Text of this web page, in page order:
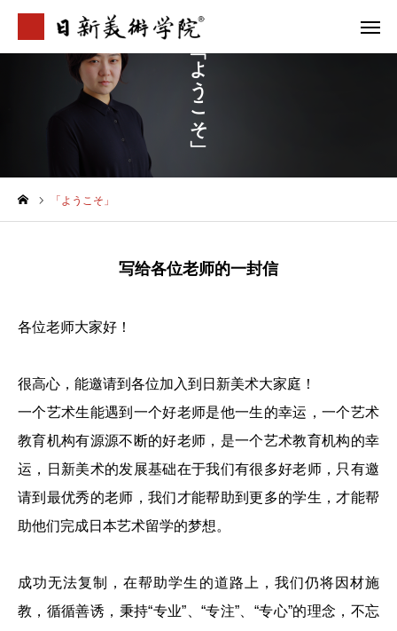
「ようこそ」
「ようこそ」
写给各位老师的一封信
各位老师大家好！
很高心，能邀请到各位加入到日新美术大家庭！
一个艺术生能遇到一个好老师是他一生的幸运，一个艺术
教育机构有源源不断的好老师，是一个艺术教育机构的幸
运，日新美术的发展基础在于我们有很多好老师，只有邀
请到最优秀的老师，我们才能帮助到更多的学生，才能帮
助他们完成日本艺术留学的梦想。
成功无法复制，在帮助学生的道路上，我们仍将因材施
教，循循善诱，秉持“专业”、“专注”、“专心”的理念，不忘
学院介绍
合格案例
首页
合格案例
校区地址